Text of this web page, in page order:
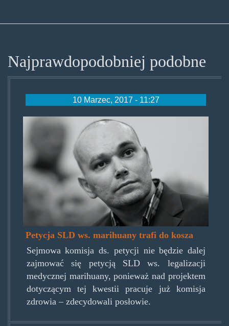
Najprawdopodobniej podobne
10 Marzec, 2017 - 11:27
tomaszkalita0117.jpg
Petycja SLD ws. marihuany trafi do kosza
Sejmowa komisja ds. petycji nie będzie dalej
zajmować się petycją SLD ws. legalizacji
medycznej marihuany, ponieważ nad projektem
dotyczącym tej kwestii pracuje już komisja
zdrowia – zdecydowali posłowie.